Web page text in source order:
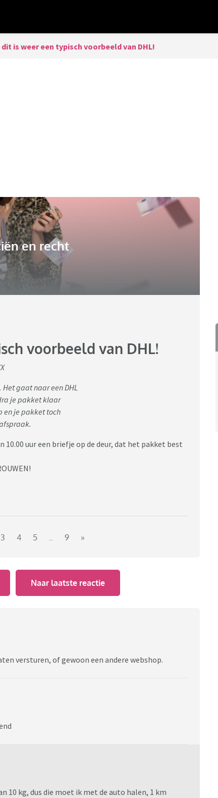
is weer een typisch voorbeeld van DHL!
en recht
voorbeeld van DHL!
Het gaat naar een DHL
je pakket klaar
en je pakket toch
uur een briefje op de deur, dat het pakket best
3 4 5 .. 9 »
Naar laatste reactie
versturen, of gewoon een andere webshop.
10 kg, dus die moet ik met de auto halen, 1 km